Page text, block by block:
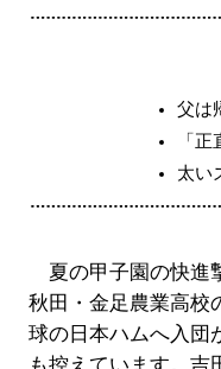
父は
「
太い
夏の甲子園の快進
秋田・金足農業高校
球の日本ハムへ入団